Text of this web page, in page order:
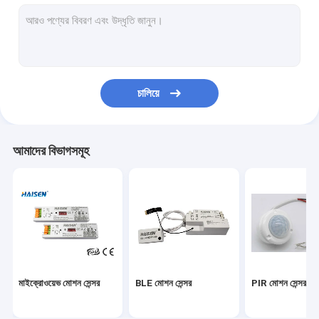
ফটোসেল ডেলাইট সেন্সর
মোশন সেন্সর ড্রাইভার
সিই সংস্করণ জরুরী LED ড্রাইভার
চালিয়ে
আমাদের বিভাগসমূহ
মাইক্রোওয়েভ মোশন সেন্সর BLE মোশন সেন্সর PIR মোশন সেন্সর